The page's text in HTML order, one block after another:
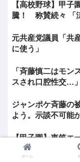
【高校野球】甲
騰！ 称賛続々 「
元共産党議員「共
に使う」
「斉藤慎二はモン
スされ口腔性交…
ジャンポケ斉藤の
よう。示談不可能か
【甲子園】東筑エ
の通過点」 文武
ホーム